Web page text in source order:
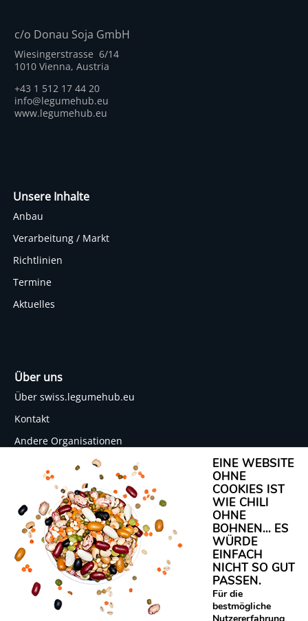
c/o Donau Soja GmbH
Wiesingerstrasse 6/14
1010 Vienna, Austria
+43 1 512 17 44 20
info@legumehub.eu
www.legumehub.eu
Unsere Inhalte
Anbau
Verarbeitung / Markt
Richtlinien
Termine
Aktuelles
Über uns
Über swiss.legumehub.eu
Kontakt
Andere Organisationen
Netzwerk Protein Power
Rechtliches
Datenschutz
Impressum
EINE WEBSITE
OHNE
COOKIES IST
WIE CHILI
OHNE
BOHNEN... ES
WÜRDE
EINFACH
NICHT SO GUT
PASSEN.
Für die
bestmögliche